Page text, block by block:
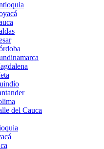
del Cauca